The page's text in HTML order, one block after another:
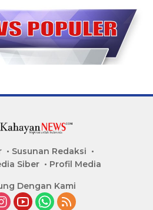
Susunan Redaksi
Siber
Profil Media
Dengan Kami